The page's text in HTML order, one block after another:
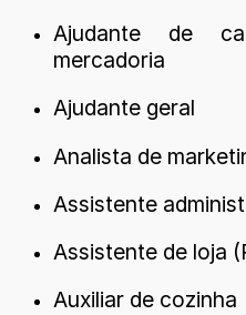
Ajudante de
mercadoria
Ajudante geral
Analista de
Assistente
Assistente de loja
Auxiliar de cozinha